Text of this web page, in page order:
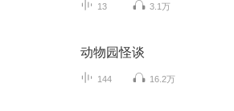
13 3.1万
动物园怪谈
144 16.2万